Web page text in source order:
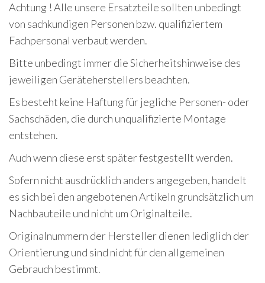
Achtung ! Alle unsere Ersatzteile sollten unbedingt
von sachkundigen Personen bzw. qualifiziertem
Fachpersonal verbaut werden.
Bitte unbedingt immer die Sicherheitshinweise des
jeweiligen Geräteherstellers beachten.
Es besteht keine Haftung für jegliche Personen- oder
Sachschäden, die durch unqualifizierte Montage
entstehen.
Auch wenn diese erst später festgestellt werden.
Sofern nicht ausdrücklich anders angegeben, handelt
es sich bei den angebotenen Artikeln grundsätzlich um
Nachbauteile und nicht um Originalteile.
Originalnummern der Hersteller dienen lediglich der
Orientierung und sind nicht für den allgemeinen
Gebrauch bestimmt.